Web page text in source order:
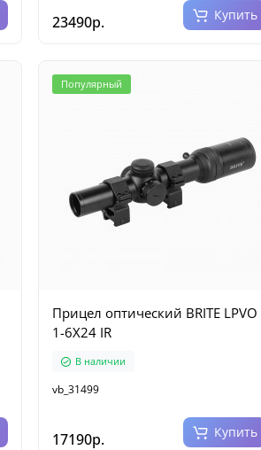
23490р. Купить
Популярный
Прицел оптический BRITE LPVO
1-6X24 IR
В наличии
vb_31499
17190р. Купить